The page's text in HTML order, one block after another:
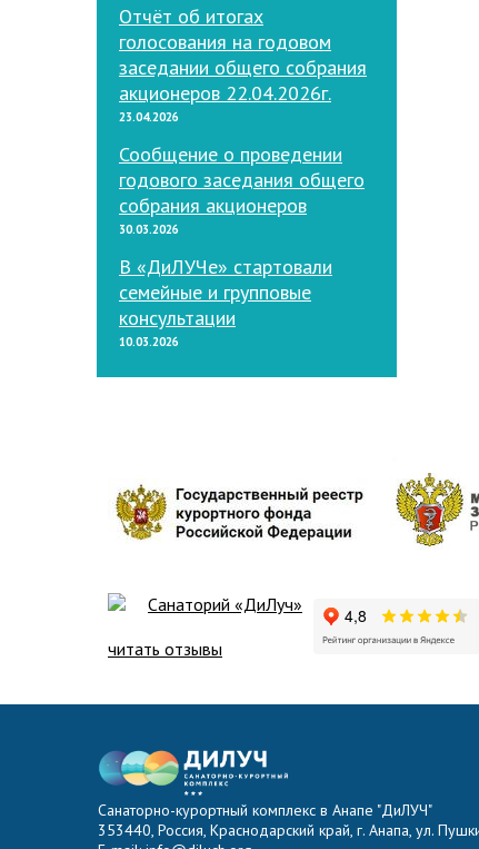
Отчёт об итогах
голосования на годовом
заседании общего собрания
акционеров 22.04.2026г.
23.04.2026
Сообщение о проведении
годового заседания общего
собрания акционеров
30.03.2026
В «ДиЛУЧе» стартовали
семейные и групповые
консультации
10.03.2026
Санаторий «ДиЛуч»
читать отзывы
Санаторно-курортный комплекс в Анапе "ДиЛУЧ"
353440, Россия, Краснодарский край, г. Анапа, ул.